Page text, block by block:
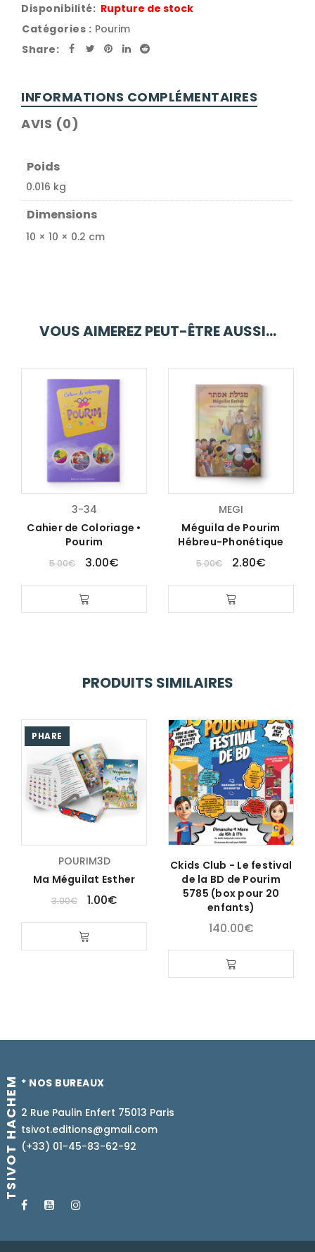
Disponibilité: Rupture de stock
Catégories : Pourim
Share:
INFORMATIONS COMPLÉMENTAIRES
AVIS (0)
Poids
0.016 kg
Dimensions
10 × 10 × 0.2 cm
VOUS AIMEREZ PEUT-ÊTRE AUSSI…
3-34
Cahier de Coloriage •
Pourim
5.00€ 3.00€
MEGI
Méguila de Pourim
Hébreu-Phonétique
5.00€ 2.80€
PRODUITS SIMILAIRES
PHARE
POURIM3D
Ma Méguilat Esther
3.00€ 1.00€
Ckids Club - Le festival
de la BD de Pourim
5785 (box pour 20
enfants)
140.00€
TSIVOT HACHEM * NOS BUREAUX
2 Rue Paulin Enfert 75013 Paris
tsivot.editions@gmail.com
(+33) 01-45-83-62-92